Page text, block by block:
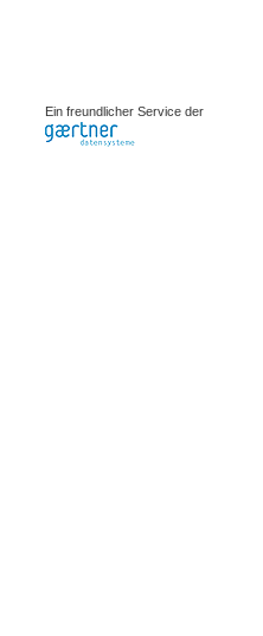
Ein freundlicher Service der